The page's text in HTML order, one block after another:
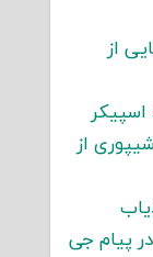
از
اسپیکر
از
پیام جی